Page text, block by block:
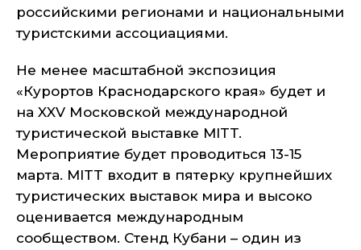
российскими регионами и национальными
туристскими ассоциациями.
Не менее масштабной экспозиция
«Курортов Краснодарского края» будет и
на XXV Московской международной
туристической выставке MITT.
Мероприятие будет проводиться 13-15
марта. MITT входит в пятерку крупнейших
туристических выставок мира и высоко
оценивается международным
сообществом. Стенд Кубани – один из